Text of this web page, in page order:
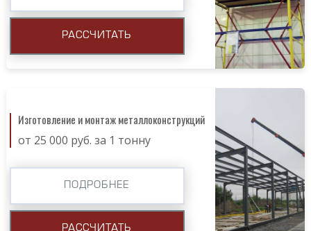
РАССЧИТАТЬ
Изготовление и монтаж металлоконструкций
от 25 000 руб. за 1 тонну
ПОДРОБНЕЕ
РАССЧИТАТЬ